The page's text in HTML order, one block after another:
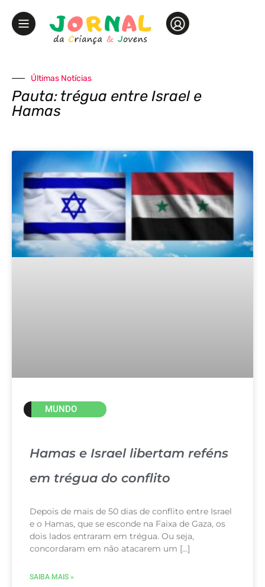
Últimas Notícias
Pauta: trégua entre Israel e
Hamas
MUNDO
Hamas e Israel libertam reféns
em trégua do conflito
Depois de mais de 50 dias de conflito entre Israel
e o Hamas, que se esconde na Faixa de Gaza, os
dois lados entraram em trégua. Ou seja,
concordaram em não atacarem um […]
SAIBA MAIS »